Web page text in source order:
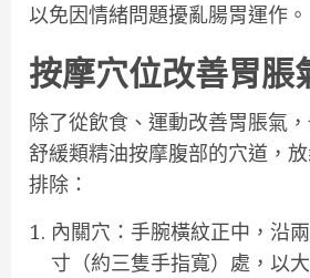
以免因情緒問題擾亂腸胃運作。
按摩穴位改善胃脹
除了從飲食、運動改善胃脹氣
舒緩類精油按摩腹部的穴道，
排除：
內關穴：手腕橫紋正中，沿
寸（約三隻手指寬）處，以